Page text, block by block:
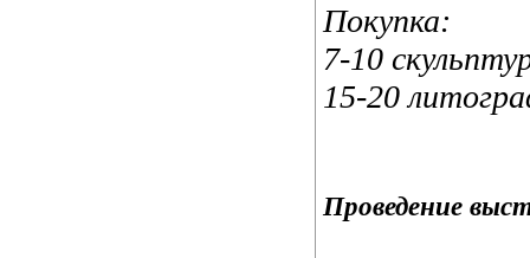
Покупка:
7-10
15-20
Проведение